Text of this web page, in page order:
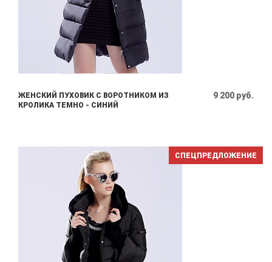
ЖЕНСКИЙ ПУХОВИК С ВОРОТНИКОМ ИЗ
КРОЛИКА ТЕМНО - СИНИЙ
9 200 руб.
СПЕЦПРЕДЛОЖЕНИЕ